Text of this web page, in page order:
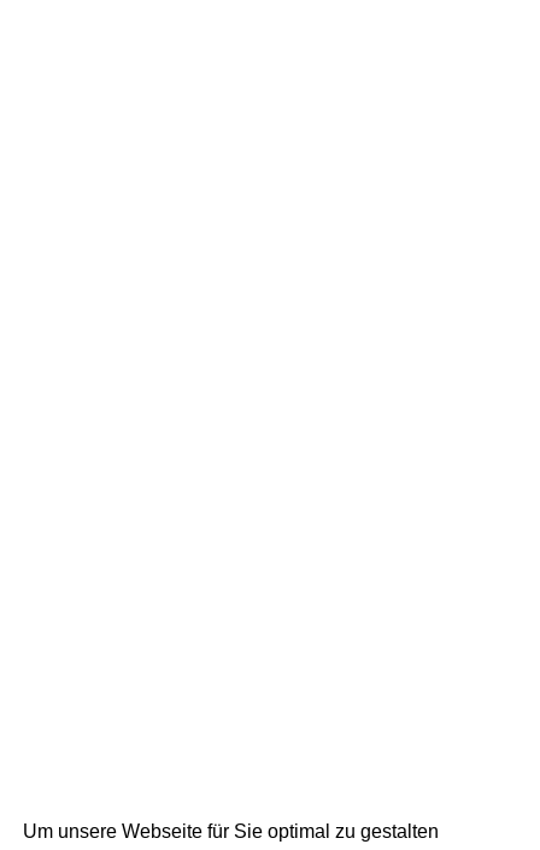
Um unsere Webseite für Sie optimal zu gestalten